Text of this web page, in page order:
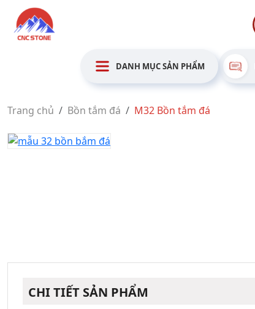
DANH MỤC SẢN PHẨM
Trang chủ Bồn tắm đá M32 Bồn tắm đá
CHI TIẾT SẢN PHẨM